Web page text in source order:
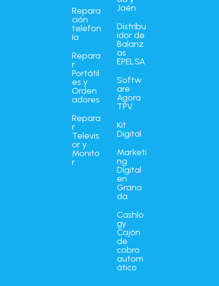
Repara
ción
telefon
ía
Repara
r
Portátil
es y
Orden
adores
Repara
r
Televis
or y
Monito
r
Jaén
Distribu
idor de
Balanz
as
EPELSA
Softw
are
Agora
TPV
Kit
Digital
Marketi
ng
Digital
en
Grana
da
Cashlo
gy
Cajón
de
cobro
autom
ático